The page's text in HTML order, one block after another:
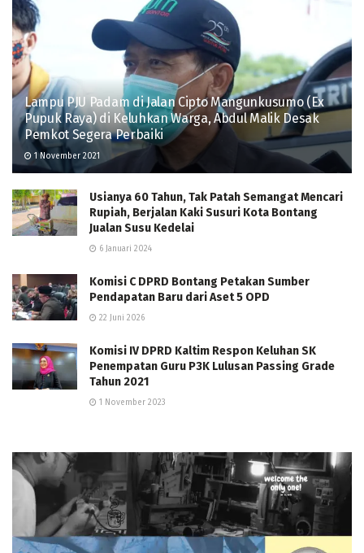
Lampu PJU Padam di Jalan Cipto Mangunkusumo (Ex
Pupuk Raya) di Keluhkan Warga, Abdul Malik Desak
Pemkot Segera Perbaiki
1 November 2021
Usianya 60 Tahun, Tak Patah Semangat Mencari
Rupiah, Berjalan Kaki Susuri Kota Bontang
Jualan Susu Kedelai
6 Januari 2024
Komisi C DPRD Bontang Petakan Sumber
Pendapatan Baru dari Aset 5 OPD
22 Juni 2026
Komisi IV DPRD Kaltim Respon Keluhan SK
Penempatan Guru P3K Lulusan Passing Grade
Tahun 2021
1 November 2023